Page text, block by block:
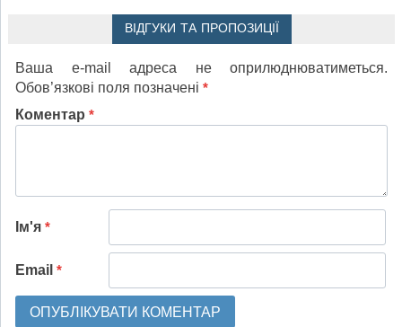
ВІДГУКИ ТА ПРОПОЗИЦІЇ
Ваша e-mail адреса не оприлюднюватиметься.
Обов’язкові поля позначені *
Коментар *
Ім'я *
Email *